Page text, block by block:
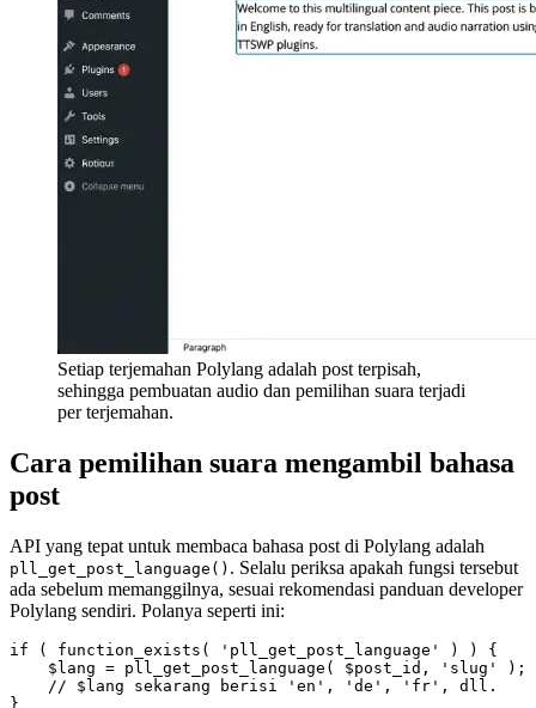
Setiap terjemahan Polylang adalah post terpisah,
sehingga pembuatan audio dan pemilihan suara terjadi
per terjemahan.
Cara pemilihan suara mengambil bahasa
post
API yang tepat untuk membaca bahasa post di Polylang adalah
pll_get_post_language() . Selalu periksa apakah fungsi tersebut
ada sebelum memanggilnya, sesuai rekomendasi panduan developer
Polylang sendiri. Polanya seperti ini:
if ( function_exists( 'pll_get_post_language' ) ) {
    $lang = pll_get_post_language( $post_id, 'slug' );
    // $lang sekarang berisi 'en', 'de', 'fr', dll.
}